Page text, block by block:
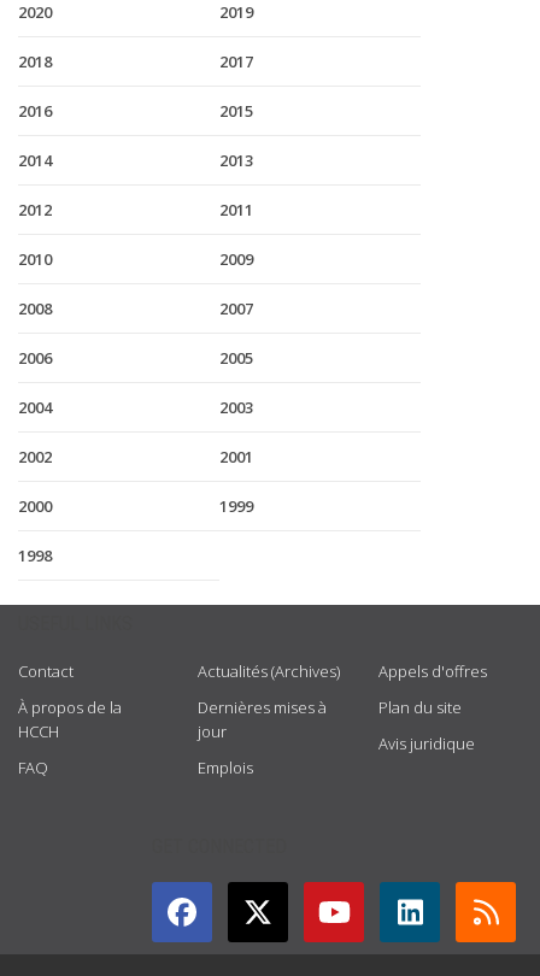
2020 2019
2018 2017
2016 2015
2014 2013
2012 2011
2010 2009
2008 2007
2006 2005
2004 2003
2002 2001
2000 1999
1998
Contact
À propos de la
HCCH
FAQ
Actualités (Archives)
Dernières mises à
jour
Emplois
Appels d'offres
Plan du site
Avis juridique